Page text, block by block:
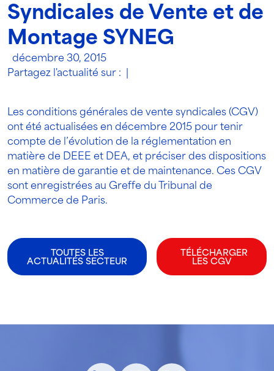
Syndicales de Vente et de
Montage SYNEG
décembre 30, 2015
Partagez l'actualité sur :
Les conditions générales de vente syndicales (CGV)
ont été actualisées en décembre 2015 pour tenir
compte de l’évolution de la réglementation en
matière de DEEE et DEA, et préciser des dispositions
en matière de garantie et de maintenance. Ces CGV
sont enregistrées au Greffe du Tribunal de
Commerce de Paris.
TOUTES LES
ACTUALITÉS SECTEUR
TÉLÉCHARGER
LES CGV